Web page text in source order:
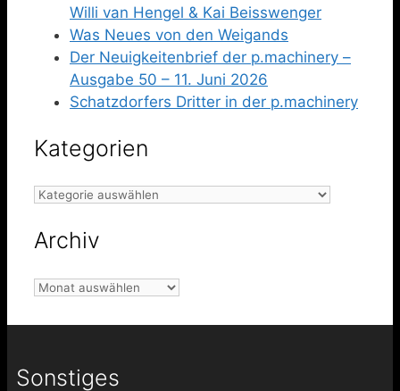
Willi van Hengel & Kai Beisswenger
Was Neues von den Weigands
Der Neuigkeitenbrief der p.machinery –
Ausgabe 50 – 11. Juni 2026
Schatzdorfers Dritter in der p.machinery
Kategorien
Kategorien
Archiv
Archiv
Sonstiges